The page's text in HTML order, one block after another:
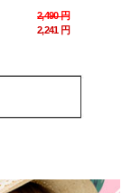
～-8.00｜PREMIUM アンチ
ブルー（Anti Blue）
2,490 円
2,241 円